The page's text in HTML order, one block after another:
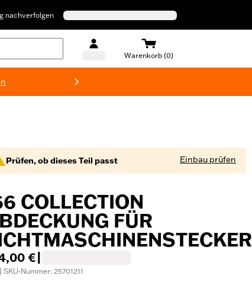
nachverfolgen
Warenkorb (0)
Prüfen, ob dieses Teil passt Einbau prüfen
COLLECTION
FÜR
€
SKU-Nummer: 25701211